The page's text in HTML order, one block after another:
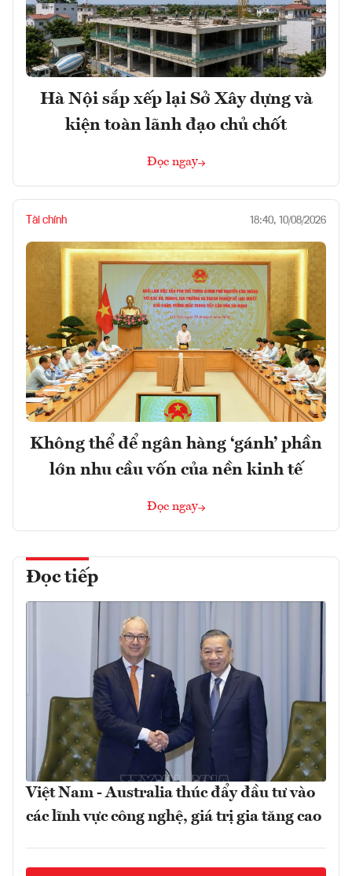
Hà Nội sắp xếp lại Sở Xây dựng và
kiện toàn lãnh đạo chủ chốt
Đọc ngay
Tài chính 18:40, 10/08/2026
Không thể để ngân hàng ‘gánh’ phần
lớn nhu cầu vốn của nền kinh tế
Đọc ngay
Đọc tiếp
Việt Nam - Australia thúc đẩy đầu tư vào
các lĩnh vực công nghệ, giá trị gia tăng cao